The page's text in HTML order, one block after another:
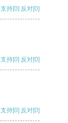
支持[0] 反对[0]
支持[0] 反对[0]
支持[0] 反对[0]